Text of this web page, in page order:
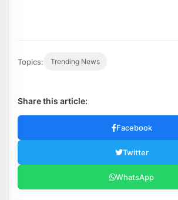
Topics: Trending News
Share this article:
Facebook
Twitter
WhatsApp